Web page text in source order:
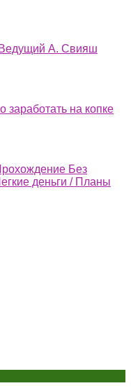
Ведущий А. Свияш
заработать на копке
Без
деньги / Планы